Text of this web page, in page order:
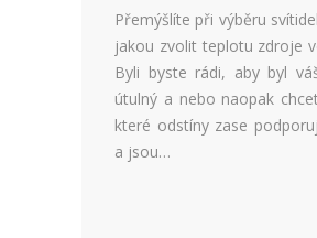
Přemýšlíte při výběru
jakou zvolit teplotu zdroje
Byli byste rádi, aby byl
útulný a nebo naopak
které odstíny zase
a jsou…